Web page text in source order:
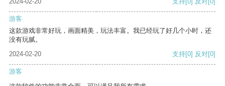
游客
这款游戏非常好玩，画面精美，玩法丰富。我已经玩了好几个小时，还
没有玩腻。
2024-02-20
支持[0] 反对[0]
游客